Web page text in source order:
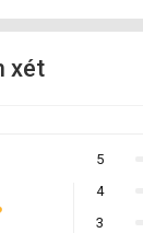
xét
5
4
3